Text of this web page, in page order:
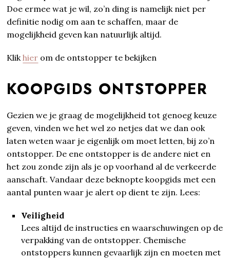
Doe ermee wat je wil, zo’n ding is namelijk niet per
definitie nodig om aan te schaffen, maar de
mogelijkheid geven kan natuurlijk altijd.
Klikhier om de ontstopper te bekijken
KOOPGIDS ONTSTOPPER
Gezien we je graag de mogelijkheid tot genoeg keuze
geven, vinden we het wel zo netjes dat we dan ook
laten weten waar je eigenlijk om moet letten, bij zo’n
ontstopper. De ene ontstopper is de andere niet en
het zou zonde zijn als je op voorhand al de verkeerde
aanschaft. Vandaar deze beknopte koopgids met een
aantal punten waar je alert op dient te zijn. Lees:
Veiligheid
Lees altijd de instructies en waarschuwingen op de
verpakking van de ontstopper. Chemische
ontstoppers kunnen gevaarlijk zijn en moeten met